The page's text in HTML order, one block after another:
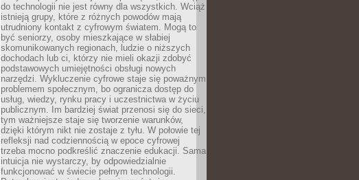
do technologii nie jest równy dla wszystkich. Wciąż
istnieją grupy, które z różnych powodów mają
utrudniony kontakt z cyfrowym światem. Mogą to
być seniorzy, osoby mieszkające w słabiej
skomunikowanych regionach, ludzie o niższych
dochodach lub ci, którzy nie mieli okazji zdobyć
podstawowych umiejętności obsługi nowych
narzędzi. Wykluczenie cyfrowe staje się poważnym
problemem społecznym, bo ogranicza dostęp do
usług, wiedzy, rynku pracy i uczestnictwa w życiu
publicznym. Im bardziej świat przenosi się do sieci,
tym ważniejsze staje się tworzenie warunków,
dzięki którym nikt nie zostaje z tyłu. W połowie tej
refleksji nad codziennością w epoce cyfrowej
trzeba mocno podkreślić znaczenie edukacji. Sama
intuicja nie wystarczy, by odpowiedzialnie
funkcjonować w świecie pełnym technologii.